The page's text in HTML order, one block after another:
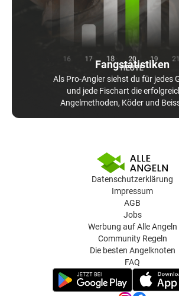
Fangstatistiken
Als Pro-Angler siehst du für jedes
und jede Fischart die
Angelmethoden, Köder und
Datenschutzerklärung
Impressum
AGB
Jobs
Werbung auf Alle Angeln
Community Regeln
Die besten Angelknoten
FAQ